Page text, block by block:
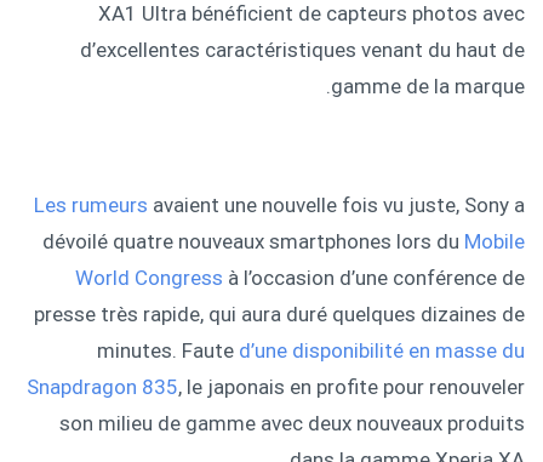
XA1 Ultra bénéficient de capteurs photos avec
d’excellentes caractéristiques venant du haut de
gamme de la marque.
Les rumeurs avaient une nouvelle fois vu juste, Sony a
dévoilé quatre nouveaux smartphones lors du Mobile
World Congress à l’occasion d’une conférence de
presse très rapide, qui aura duré quelques dizaines de
minutes. Faute d’une disponibilité en masse du
Snapdragon 835, le japonais en profite pour renouveler
son milieu de gamme avec deux nouveaux produits